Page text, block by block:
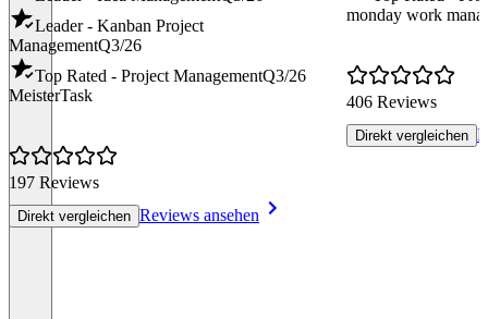
Leader - Kanban Project
ManagementQ3/26
Top Rated - Project ManagementQ3/26
MeisterTask
197 Reviews
Direkt vergleichen Reviews ansehen
monday work
406 Reviews
Direkt vergleichen